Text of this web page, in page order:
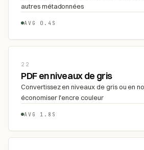
autres métadonnées
AVG 0.4S
22
PDF en niveaux de gris
Convertissez en niveaux de gris ou en
économiser l'encre couleur
AVG 1.8S